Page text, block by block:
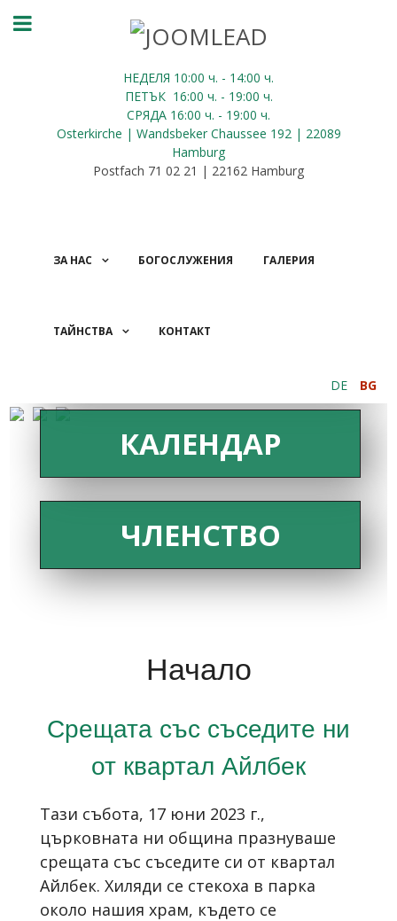
НЕДЕЛЯ 10:00 ч. - 14:00 ч.
ПЕТЪК 16:00 ч. - 19:00 ч.
СРЯДА 16:00 ч. - 19:00 ч.
Osterkirche | Wandsbeker Chaussee 192 | 22089
Hamburg
Postfach 71 02 21 | 22162 Hamburg
ЗА НАС БОГОСЛУЖЕНИЯ ГАЛЕРИЯ
ТАЙНСТВА КОНТАКТ
DE BG
КАЛЕНДАР
ЧЛЕНСТВО
Начало
Срещата със съседите ни
от квартал Айлбек
Тази събота, 17 юни 2023 г.,
църковната ни община празнуваше
срещата със съседите си от квартал
Айлбек. Хиляди се стекоха в парка
около нашия храм, където се